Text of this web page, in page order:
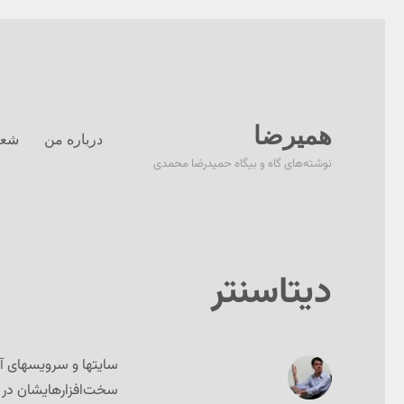
همیرضا
نوشته‌های گاه و بیگاه حمیدرضا محمدی
درباره من
دیتاسنتر
سایتها و سرویسهای
سخت‌افزارهایشان